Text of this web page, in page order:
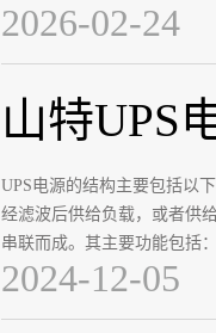
2026-02-24
山特UPS
UPS电源‌的结构主要包括以
经滤波后供给负载，或者供
串联而成。其主要功能包括
2024-12-05